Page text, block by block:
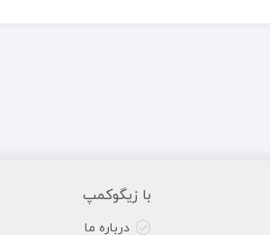
با زیگوکمپ
درباره ما